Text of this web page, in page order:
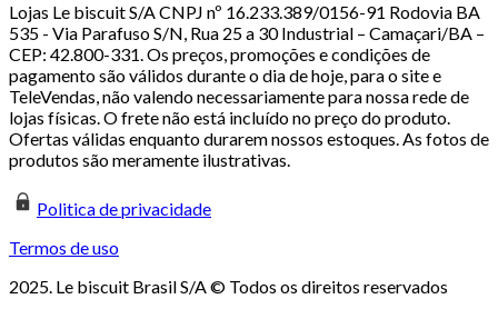
Lojas Le biscuit S/A CNPJ nº 16.233.389/0156-91 Rodovia BA
535 - Via Parafuso S/N, Rua 25 a 30 Industrial – Camaçari/BA –
CEP: 42.800-331. Os preços, promoções e condições de
pagamento são válidos durante o dia de hoje, para o site e
TeleVendas, não valendo necessariamente para nossa rede de
lojas físicas. O frete não está incluído no preço do produto.
Ofertas válidas enquanto durarem nossos estoques. As fotos de
produtos são meramente ilustrativas.
Politica de privacidade
Termos de uso
2025. Le biscuit Brasil S/A © Todos os direitos reservados